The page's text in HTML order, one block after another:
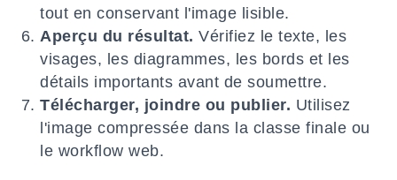
tout en conservant l'image lisible.
Aperçu du résultat. Vérifiez le texte, les
visages, les diagrammes, les bords et les
détails importants avant de soumettre.
Télécharger, joindre ou publier. Utilisez
l'image compressée dans la classe finale ou
le workflow web.